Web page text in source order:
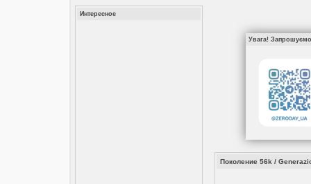
Интересное
Увага! Запрошуємо
Поколение 56k /